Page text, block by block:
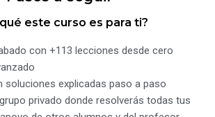
este curso es para ti?
con +113 lecciones desde cero
soluciones explicadas paso a paso
privado donde resolverás todas tus